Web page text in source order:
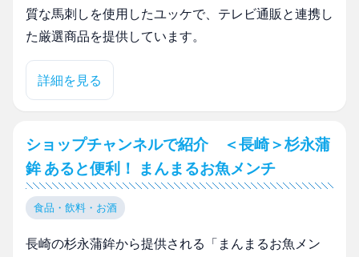
質な馬刺しを使用したユッケで、テレビ通販と連携し
た厳選商品を提供しています。
詳細を見る
ショップチャンネルで紹介 ＜長崎＞杉永蒲
鉾 あると便利！ まんまるお魚メンチ
食品・飲料・お酒
長崎の杉永蒲鉾から提供される「まんまるお魚メン